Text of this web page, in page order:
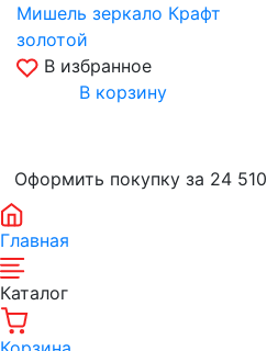
Мишель зеркало Крафт
золотой
В избранное
В корзину
Оформить покупку за 24 510
Главная
Каталог